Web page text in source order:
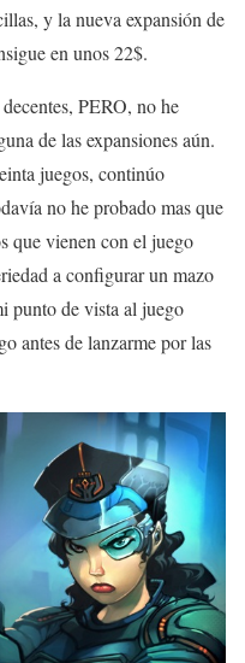
y la nueva expansión de
en unos 22$.
PERO, no he
de las expansiones aún.
juegos, continúo
no he probado mas que
que vienen con el juego
a configurar un mazo
punto de vista al juego
antes de lanzarme por las